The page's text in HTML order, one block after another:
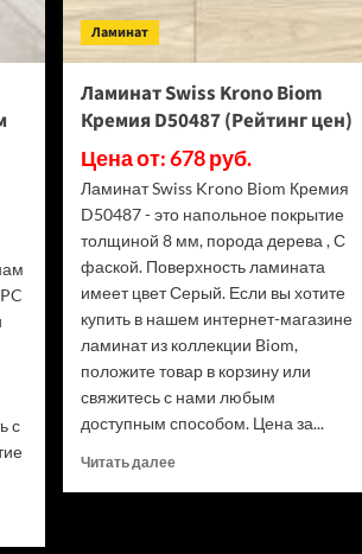
88
Дуб
Выбеленный
(Рейтинг
цен)
с
Ламинат
Ламинат Swiss Krono Biom
Кремия D50487 (Рейтинг цен)
Цена от: 678 руб.
Ламинат Swiss Krono Biom Кремия
D50487 - это напольное покрытие
толщиной 8 мм, порода дерева , С
фаской. Поверхность ламината
имеет цвет Серый. Если вы хотите
купить в нашем интернет-магазине
ламинат из коллекции Biom,
положите товар в корзину или
свяжитесь с нами любым
доступным способом. Цена за...
Читать далееПрочитать